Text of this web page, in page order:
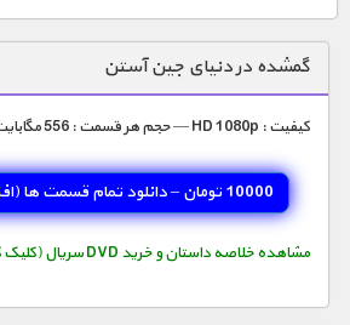
دنیای خوراکی ها
زمین شناسی / محیط زیست
سازه/ معماری/ مهندسی
سرگرمی
شناخت کودکان
علم و فناوری
گمشده در دنیای جین آستن
کیفیت : HD 1080p — حجم هر قسمت : 556 مگابایت
10000 تومان – دانلود تمام قسمت ها (افزودن به سبد خريد)
مشاهده خلاصه داستان و خرید DVD سریال (کلیک کنید)